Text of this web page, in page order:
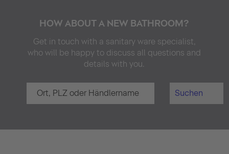
HOW ABOUT A NEW BATHROOM?
Get in touch with a sanitary ware specialist,
who will be happy to discuss all questions and
details with you.
Suchen